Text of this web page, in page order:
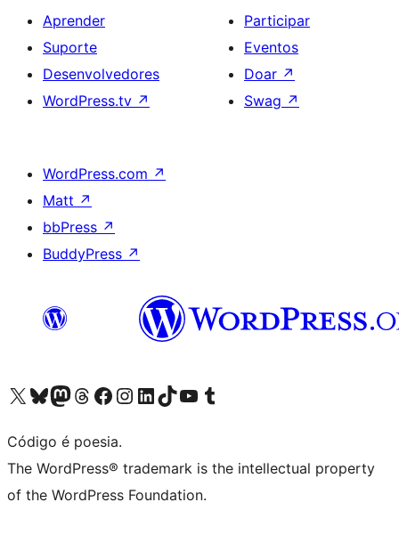
Aprender
Suporte
Desenvolvedores
WordPress.tv ↗
Participar
Eventos
Doar ↗
Swag ↗
WordPress.com ↗
Matt ↗
bbPress ↗
BuddyPress ↗
Acessar nossa conta do X (antigo Twitter)
Acessar nossa conta do Bluesky
Acessar nossa conta do Mastodon
Acessar nossa conta do Threads
Acessar nossa página do Facebook
Acessar nossa conta do Instagram
Acessar nossa conta do LinkedIn
Acessar nossa conta do TikTok
Acessar nosso canal do YouTube
Acessar nossa conta no Tumblr
Código é poesia.
The WordPress® trademark is the intellectual property
of the WordPress Foundation.